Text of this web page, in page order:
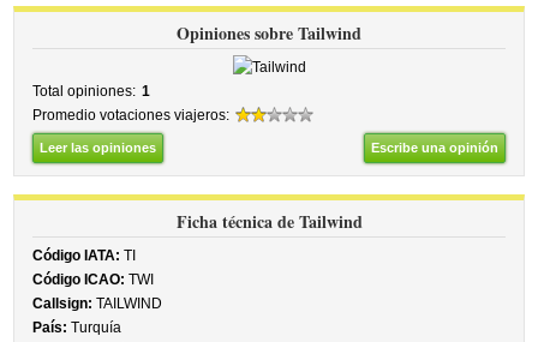
Opiniones sobre Tailwind
Total opiniones: 1
Promedio votaciones viajeros:
Leer las opiniones Escribe una opinión
Ficha técnica de Tailwind
Código IATA: TI
Código ICAO: TWI
Callsign: TAILWIND
País: Turquía